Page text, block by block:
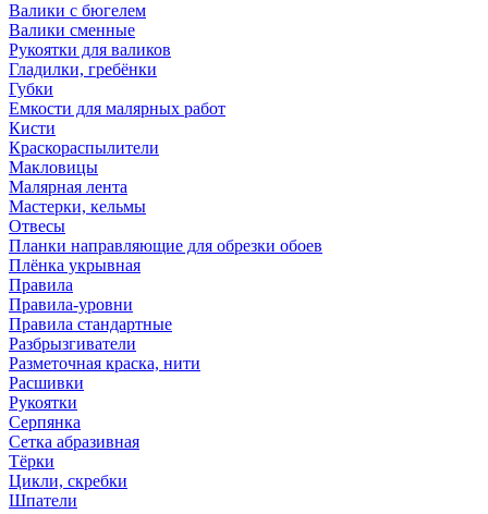
Валики с бюгелем
Валики сменные
Рукоятки для валиков
Гладилки, гребёнки
Губки
Емкости для малярных работ
Кисти
Краскораспылители
Макловицы
Малярная лента
Мастерки, кельмы
Отвесы
Планки направляющие для обрезки обоев
Плёнка укрывная
Правила
Правила-уровни
Правила стандартные
Разбрызгиватели
Разметочная краска, нити
Расшивки
Рукоятки
Серпянка
Сетка абразивная
Тёрки
Цикли, скребки
Шпатели